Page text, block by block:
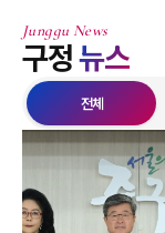
Junggu News
구정뉴스
전체